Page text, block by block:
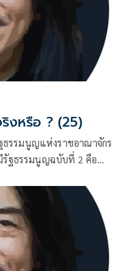
งหรือ ? (25)
ธรรมนูญแห่งราชอาณาจักร